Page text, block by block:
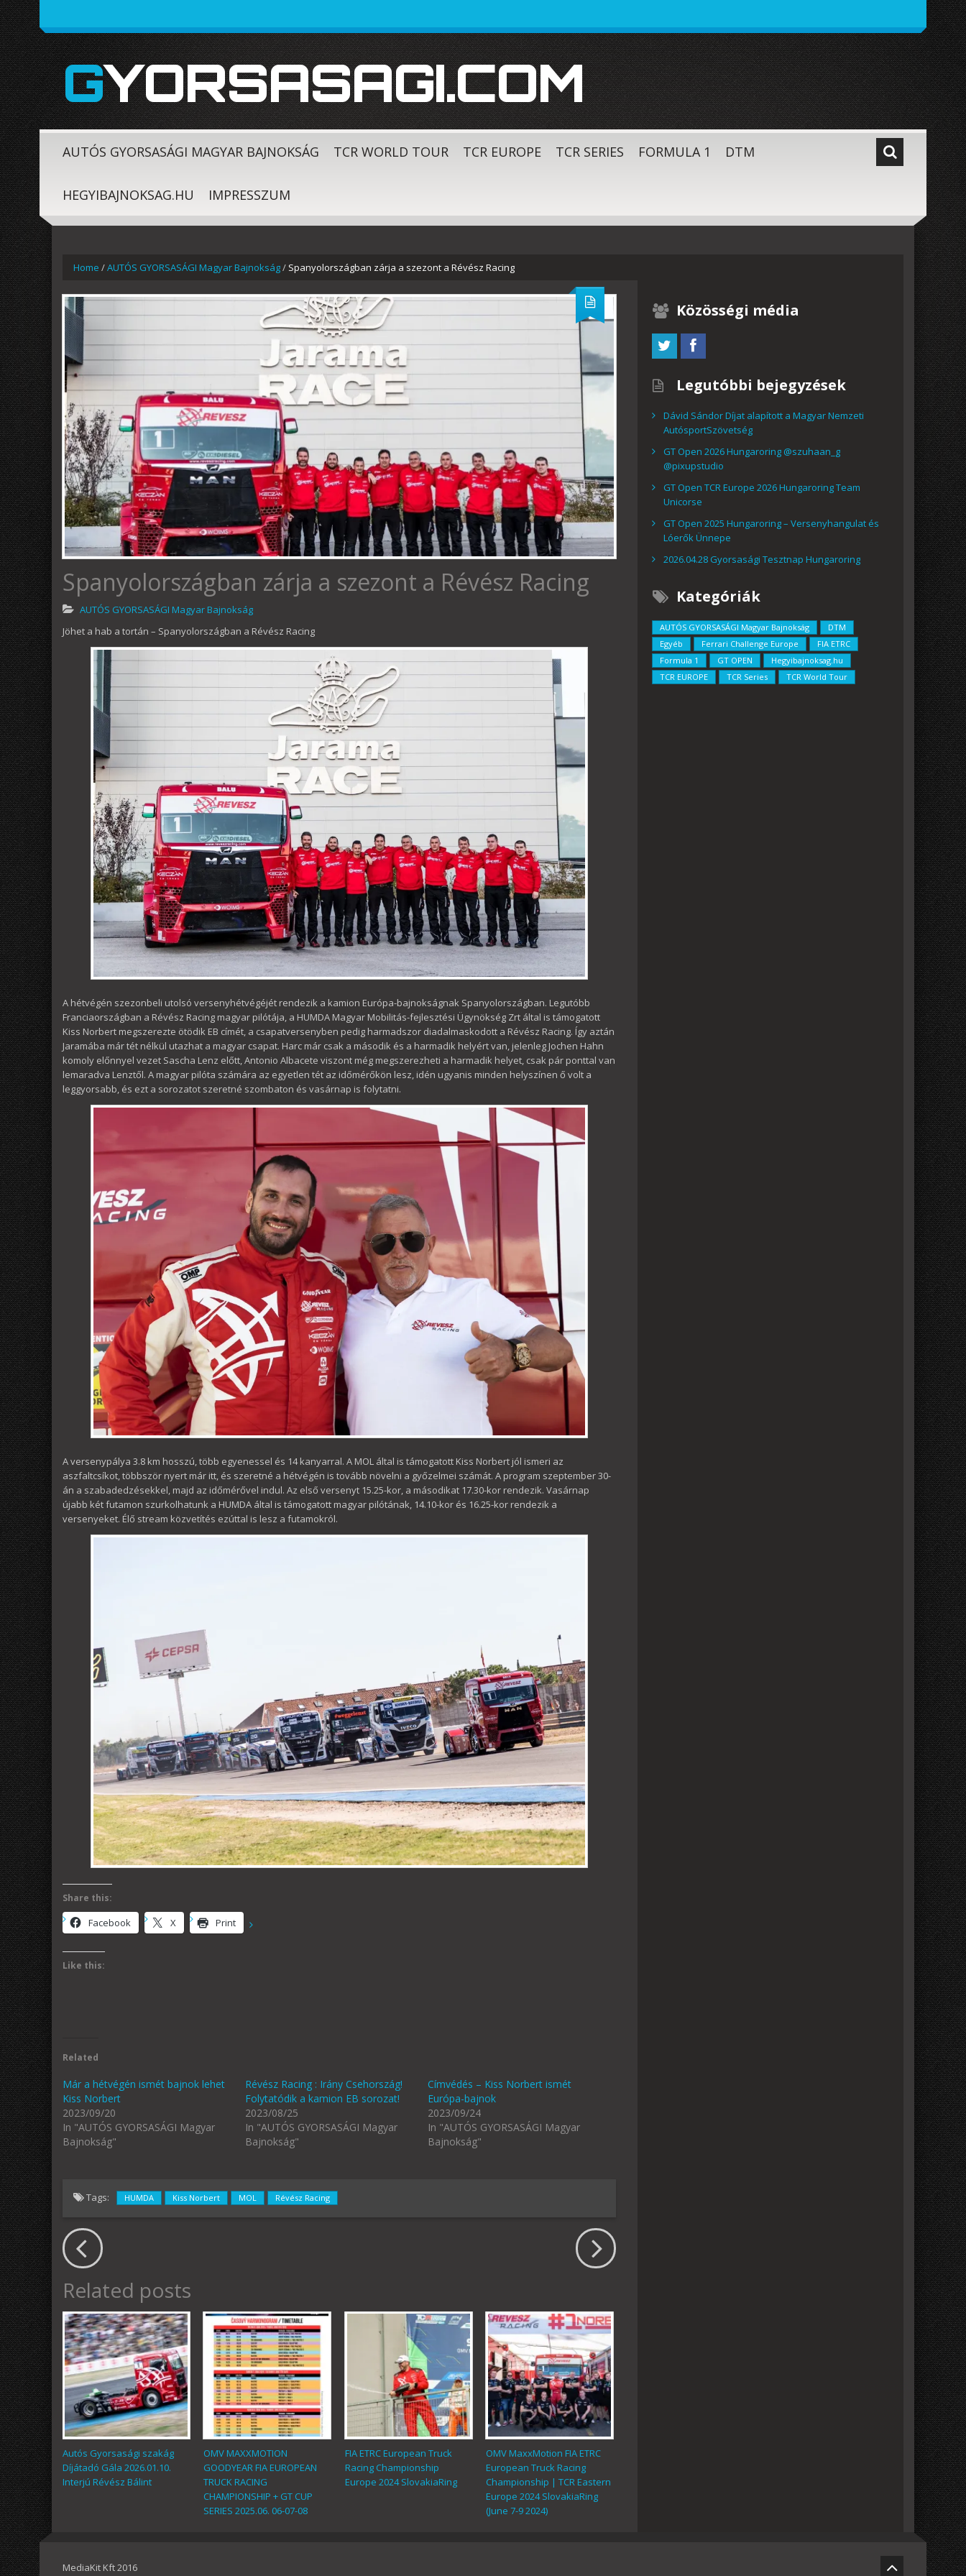
GYORSASAGI.COM
AUTÓS GYORSASÁGI MAGYAR BAJNOKSÁG TCR WORLD TOUR TCR EUROPE TCR SERIES FORMULA 1 DTM
HEGYIBAJNOKSAG.HU IMPRESSZUM
Home /AUTÓS GYORSASÁGI Magyar Bajnokság/ Spanyolországban zárja a szezont a Révész Racing
Spanyolországban zárja a szezont a Révész Racing
AUTÓS GYORSASÁGI Magyar Bajnokság
Jöhet a hab a tortán – Spanyolországban a Révész Racing
A hétvégén szezonbeli utolsó versenyhétvégéjét rendezik a kamion Európa-bajnokságnak Spanyolországban. Legutóbb
Franciaországban a Révész Racing magyar pilótája, a HUMDA Magyar Mobilitás-fejlesztési Ügynökség Zrt által is támogatott
Kiss Norbert megszerezte ötödik EB címét, a csapatversenyben pedig harmadszor diadalmaskodott a Révész Racing. Így aztán
Jaramába már tét nélkül utazhat a magyar csapat. Harc már csak a második és a harmadik helyért van, jelenleg Jochen Hahn
komoly előnnyel vezet Sascha Lenz előtt, Antonio Albacete viszont még megszerezheti a harmadik helyet, csak pár ponttal van
lemaradva Lenztől. A magyar pilóta számára az egyetlen tét az időmérőkön lesz, idén ugyanis minden helyszínen ő volt a
leggyorsabb, és ezt a sorozatot szeretné szombaton és vasárnap is folytatni.
A versenypálya 3.8 km hosszú, több egyenessel és 14 kanyarral. A MOL által is támogatott Kiss Norbert jól ismeri az
aszfaltcsíkot, többször nyert már itt, és szeretné a hétvégén is tovább növelni a győzelmei számát. A program szeptember 30-
án a szabadedzésekkel, majd az időmérővel indul. Az első versenyt 15.25-kor, a másodikat 17.30-kor rendezik. Vasárnap
újabb két futamon szurkolhatunk a HUMDA által is támogatott magyar pilótának, 14.10-kor és 16.25-kor rendezik a
versenyeket. Élő stream közvetítés ezúttal is lesz a futamokról.
Share this:
Facebook X Print
Like this:
Related
Már a hétvégén ismét bajnok lehet
Kiss Norbert
2023/09/20
In "AUTÓS GYORSASÁGI Magyar
Bajnokság"
Révész Racing : Irány Csehország!
Folytatódik a kamion EB sorozat!
2023/08/25
In "AUTÓS GYORSASÁGI Magyar
Bajnokság"
Címvédés – Kiss Norbert ismét
Európa-bajnok
2023/09/24
In "AUTÓS GYORSASÁGI Magyar
Bajnokság"
Tags: HUMDA Kiss Norbert MOL Révész Racing
Related posts
Autós Gyorsasági szakág
Díjátadó Gála 2026.01.10.
Interjú Révész Bálint
OMV MAXXMOTION
GOODYEAR FIA EUROPEAN
TRUCK RACING
CHAMPIONSHIP + GT CUP
SERIES 2025.06. 06-07-08
FIA ETRC European Truck
Racing Championship
Europe 2024 SlovakiaRing
OMV MaxxMotion FIA ETRC
European Truck Racing
Championship | TCR Eastern
Europe 2024 SlovakiaRing
(June 7-9 2024)
Közösségi média
Legutóbbi bejegyzések
Dávid Sándor Díjat alapított a Magyar Nemzeti
AutósportSzövetség
GT Open 2026 Hungaroring @szuhaan_g
@pixupstudio
GT Open TCR Europe 2026 Hungaroring Team
Unicorse
GT Open 2025 Hungaroring – Versenyhangulat és
Lóerők Ünnepe
2026.04.28 Gyorsasági Tesztnap Hungaroring
Kategóriák
AUTÓS GYORSASÁGI Magyar Bajnokság
DTM
Egyéb
Ferrari Challenge Europe
FIA ETRC
Formula 1
GT OPEN
Hegyibajnoksag.hu
TCR EUROPE
TCR Series TCR World Tour
MediaKit Kft 2016